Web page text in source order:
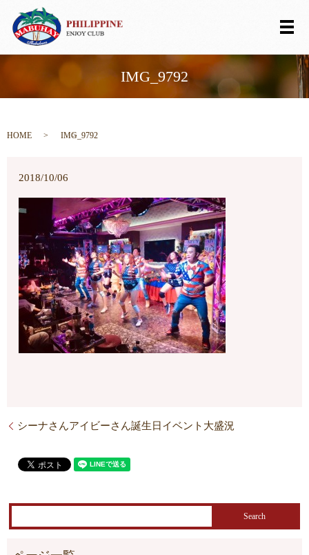
メ
IMG_9792
HOME IMG_9792
2018/10/06
シーナさんアイビーさん誕生日イベント大盛況